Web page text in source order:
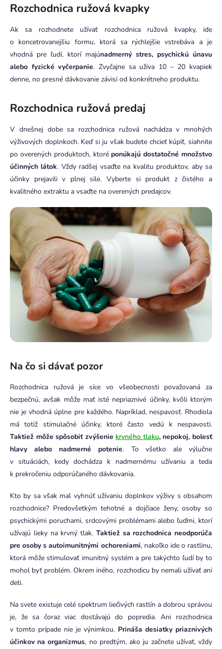
Rozchodnica ružová kvapky
Ak sa rozhodnete užívať rozchodnica ružová kvapky, ide
o koncetrovanejšiu formu, ktorá sa rýchlejšie vstrebáva a je
vhodná pre ľudí, ktorí majúnadmerný stres, psychickú únavu
alebo fyzické vyčerpanie. Zvyčajne sa užíva 10 – 20 kvapiek
denne, no presné dávkovanie závisí od konkrétneho produktu.
Rozchodnica ružová predaj
V dnešnej dobe sa rozchodnica ružová nachádza v mnohých
výživových doplnkoch. Keď si ju však budete chcieť kúpiť, siahnite
po overených produktoch, ktoré ponúkajú dostatočné množstvo
účinných látok. Vždy radšej vsaďte na kvalitu produktov, aby sa
účinky prejavili v plnej sile. Vyberte si produkt z čistého a
kvalitného extraktu a vsaďte na overených predajcov.
Na čo si dávať pozor
Rozchodnica ružová je síce vo všeobecnosti považovaná za
bezpečnú, avšak môže mať isté nepriaznivé účinky, kvôli ktorým
nie je vhodná úplne pre každého. Napríklad, nespavosť. Rhodiola
má totiž stimulačné účinky, ktoré často vedú k nespavosti.
Taktiež môže spôsobiť zvýšenie krvného tlaku, nepokoj, bolesť
hlavy alebo nadmerné potenie. To všetko ale výlučne
v situáciách, kedy dochádza k nadmernému užívaniu a teda
k prekročeniu odporúčaného dávkovania.
Kto by sa však mal vyhnúť užívaniu doplnkov výživy s obsahom
rozchodnice? Predovšetkým tehotné a dojčiace ženy, osoby so
psychickými poruchami, srdcovými problémami alebo ľuďmi, ktorí
užívajú lieky na krvný tlak. Taktiež sa rozchodnica neodporúča
pre osoby s autoimunitnými ochoreniami, nakoľko ide o rastlinu,
ktorá môže stimulovať imunitný systém a pre takýchto ľudí by to
mohol byť problém. Okrem iného, rozchodicu by nemali užívať ani
deti.
Na svete existuje celé spektrum liečivých rastlín a dobrou správou
je, že sa čoraz viac dostávajú do popredia. Ani rozchodnica
v tomto prípade nie je výnimkou. Prináša desiatky priaznivých
účinkov na organizmus, no predtým, ako ju začnete užívať, vždy